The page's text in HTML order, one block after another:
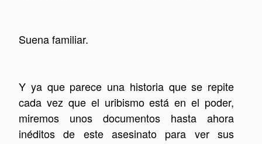
Suena familiar.
Y ya que parece una historia que se repite
cada vez que el uribismo está en el poder,
miremos unos documentos hasta ahora
inéditos de este asesinato para ver sus